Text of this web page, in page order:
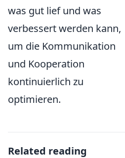
was gut lief und was
verbessert werden kann,
um die Kommunikation
und Kooperation
kontinuierlich zu
optimieren.
Related reading